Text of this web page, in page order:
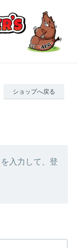
ショップへ戻る
入力して、登